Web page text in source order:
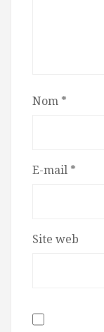
Nom *
E-mail *
Site web